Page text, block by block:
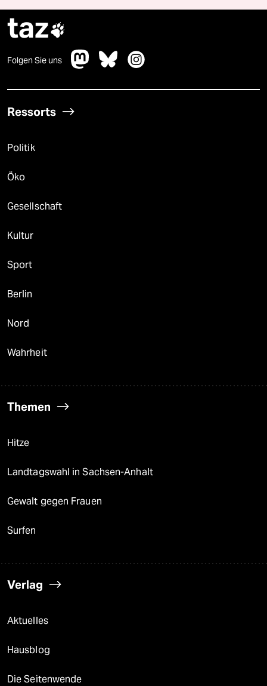
taz
Folgen Sie uns
Ressorts
Politik
Öko
Gesellschaft
Kultur
Sport
Berlin
Nord
Wahrheit
Themen
Hitze
Landtagswahl in Sachsen-Anhalt
Gewalt gegen Frauen
Surfen
Verlag
Aktuelles
Hausblog
Die Seitenwende